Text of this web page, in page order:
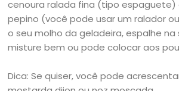
cenoura ralada fina (tipo espaguete)
pepino (você pode usar um ralador
o seu molho da geladeira, espalhe na
misture bem ou pode colocar aos
Dica: Se quiser, você pode